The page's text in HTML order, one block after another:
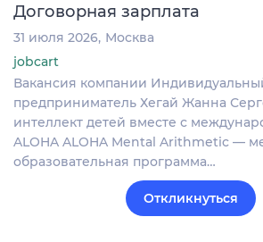
Договорная зарплата
31 июля 2026 Москва
jobcart
Вакансия компании
предприниматель Хегай Жанна
интеллект детей вместе с
ALOHA ALOHA Mental Arithmetic —
образовательная программа…
Откликнуться